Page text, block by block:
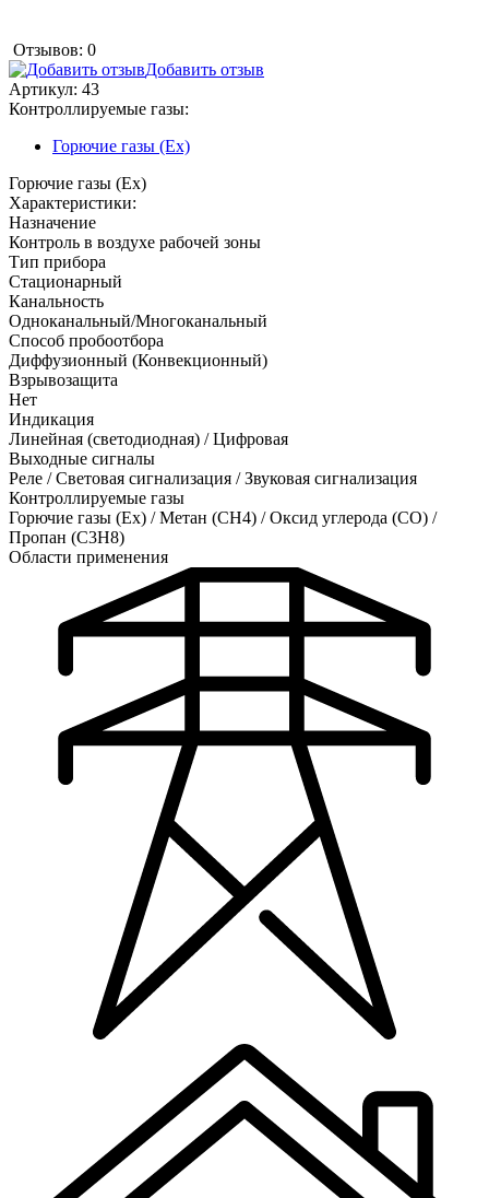
Отзывов: 0
Добавить отзыв
Артикул: 43
Контроллируемые газы:
Горючие газы (Ex)
Горючие газы (Ex)
Характеристики:
Назначение
Контроль в воздухе рабочей зоны
Тип прибора
Стационарный
Канальность
Одноканальный/Многоканальный
Способ пробоотбора
Диффузионный (Конвекционный)
Взрывозащита
Нет
Индикация
Линейная (светодиодная) / Цифровая
Выходные сигналы
Реле / Световая сигнализация / Звуковая сигнализация
Контроллируемые газы
Горючие газы (Ex) /Метан (CH4) /Оксид углерода (CO) /
Пропан (C3H8)
Области применения